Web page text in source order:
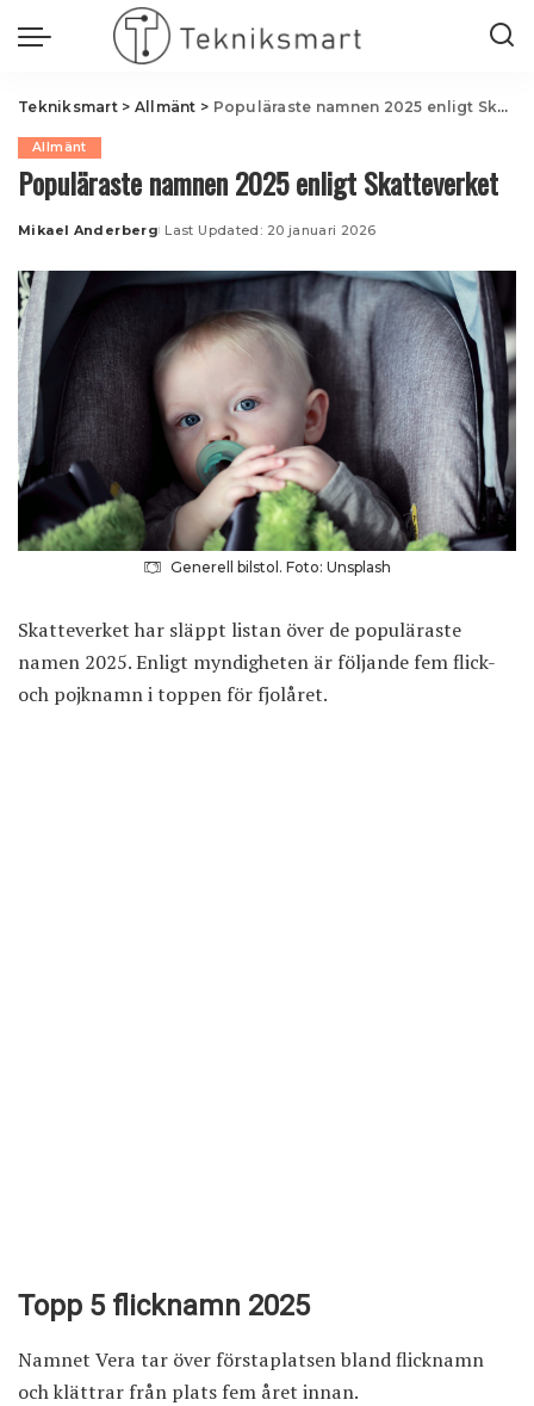
Tekniksmart> Allmänt > Populäraste namnen 2025 enligt Skatteverket
Allmänt
Populäraste namnen 2025 enligt Skatteverket
Posted
Mikael Anderberg Last Updated: 20 januari 2026
Generell bilstol. Foto: Unsplash
Skatteverket har släppt listan över de populäraste
namen 2025. Enligt myndigheten är följande fem flick-
och pojknamn i toppen för fjolåret.
Topp 5 flicknamn 2025
Namnet Vera tar över förstaplatsen bland flicknamn
och klättrar från plats fem året innan.